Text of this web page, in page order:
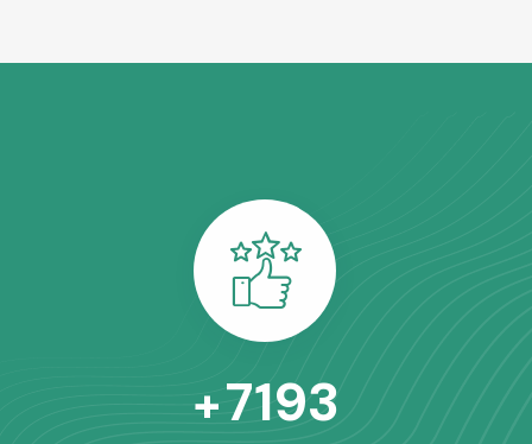
8563
+